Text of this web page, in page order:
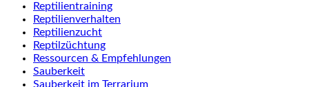
Reptilientraining
Reptilienverhalten
Reptilienzucht
Reptilzüchtung
Ressourcen & Empfehlungen
Sauberkeit
Sauberkeit im Terrarium